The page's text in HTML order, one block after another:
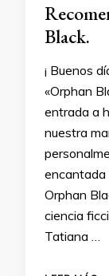
Black.
¡ Buenos
«Orphan
entrada a
nuestra
encantada
Orphan
ciencia
Tatiana …